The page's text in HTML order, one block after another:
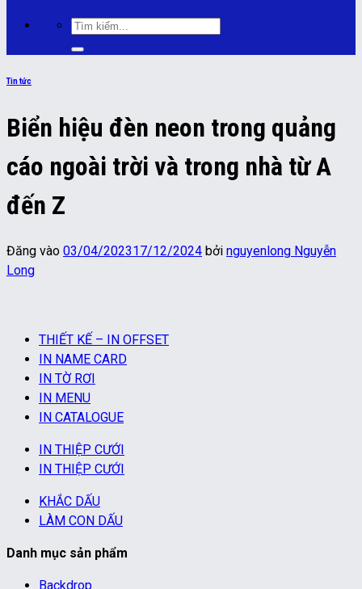
Tìm
kiếm:
Tin tức
Biển hiệu đèn neon trong quảng
cáo ngoài trời và trong nhà từ A
đến Z
Đăng vào 03/04/202317/12/2024 bởi nguyenlong Nguyễn
Long
THIẾT KẾ – IN OFFSET
IN NAME CARD
IN TỜ RƠI
IN MENU
IN CATALOGUE
IN THIỆP CƯỚI
IN THIỆP CƯỚI
KHẮC DẤU
LÀM CON DẤU
Danh mục sản phẩm
Backdrop